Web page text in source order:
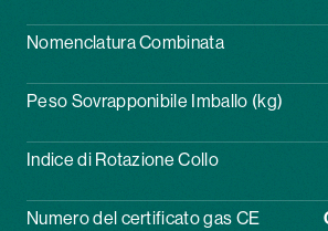
Nomenclatura Combinata
Peso Sovrapponibile Imballo (kg)
Indice di Rotazione Collo
Numero del certificato gas CE